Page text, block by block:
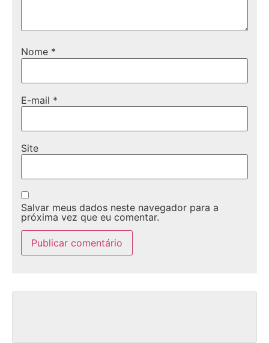
Nome *
E-mail *
Site
Salvar meus dados neste navegador para a
próxima vez que eu comentar.